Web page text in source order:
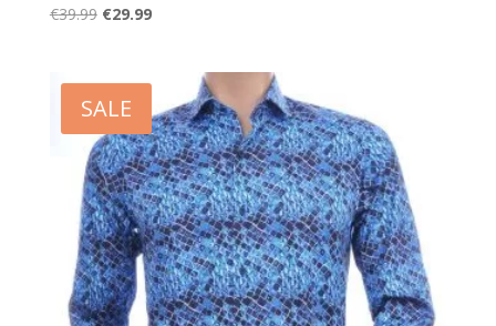
Gewaardeerd
5.00
€39.99 Oorspronkelijke
€39.99.
€29.99Huidige
€29.99.
SALE